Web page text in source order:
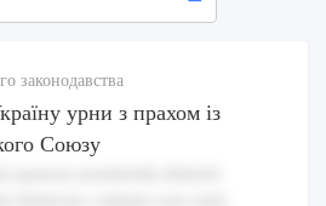
законодавства
урни з прахом iз
Союзу